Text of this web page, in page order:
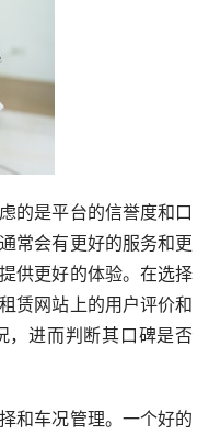
的是平台的信誉度和口
常会有更好的服务和更
供更好的体验。在选择
赁网站上的用户评价和
，进而判断其口碑是否
和车况管理。一个好的